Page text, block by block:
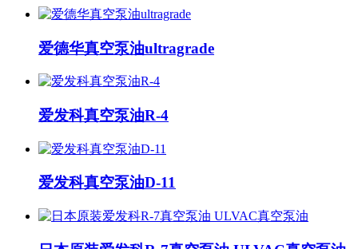
爱德华真空泵油ultragrade
爱发科真空泵油R-4
爱发科真空泵油D-11